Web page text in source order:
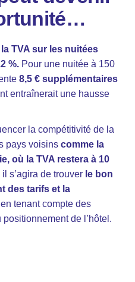
TVA sur les nuitées
%. Pour une nuitée à 150
8,5 € supplémentaires
entraînerait une hausse
la compétitivité de la
pays voisins comme la
où la TVA restera à 10
s’agira de trouver le bon
des tarifs et la
en tenant compte des
de l’hôtel.